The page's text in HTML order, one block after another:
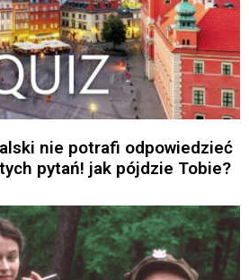
nie potrafi odpowiedzieć
pytań! jak pójdzie Tobie?